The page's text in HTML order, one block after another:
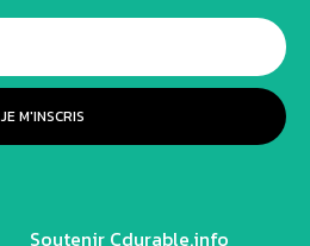
JE M'INSCRIS
Soutenir Cdurable.info